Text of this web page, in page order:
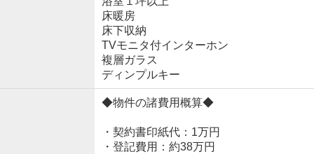
床暖房
床下収納
TVモニタ付インターホン
複層ガラス
ディンプルキー
◆物件の諸費用概算◆
・契約書印紙代：1万円
・登記費用：約38万円